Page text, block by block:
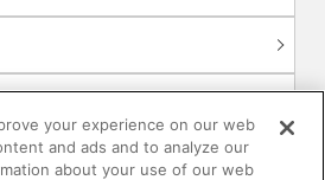
your experience on our web
and ads and to analyze our
about your use of our web